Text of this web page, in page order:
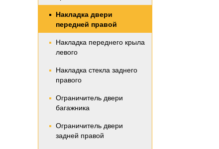
Накладка двери
передней правой
Накладка переднего крыла
левого
Накладка стекла заднего
правого
Ограничитель двери
багажника
Ограничитель двери
задней правой